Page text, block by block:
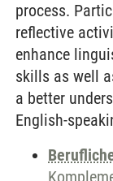
process.
reflective
enhance
skills as well
a better
English-